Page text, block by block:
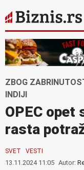
ZBOG
INDIJI
OPEC opet
rasta
SVET VESTI
13.11.2024 11:05 Autor: